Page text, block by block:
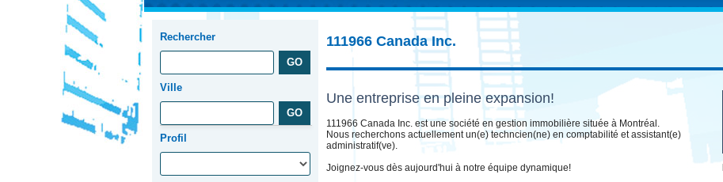
Rechercher
Ville
Profil
111966 Canada Inc.
Une entreprise en pleine expansion!
111966 Canada Inc. est une société en gestion immobilière située à Montréal.
Nous recherchons actuellement un(e) techncien(ne) en comptabilité et assistant(e)
administratif(ve).
Joignez-vous dès aujourd'hui à notre équipe dynamique!